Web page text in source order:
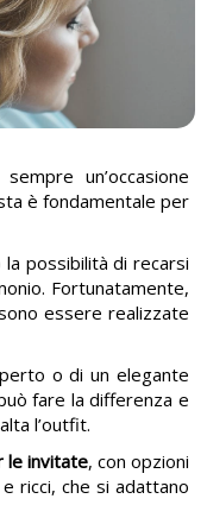
un’occasione
è fondamentale per
possibilità di recarsi
Fortunatamente,
essere realizzate
o di un elegante
fare la differenza e
l’outfit.
le invitate, con opzioni
ricci, che si adattano